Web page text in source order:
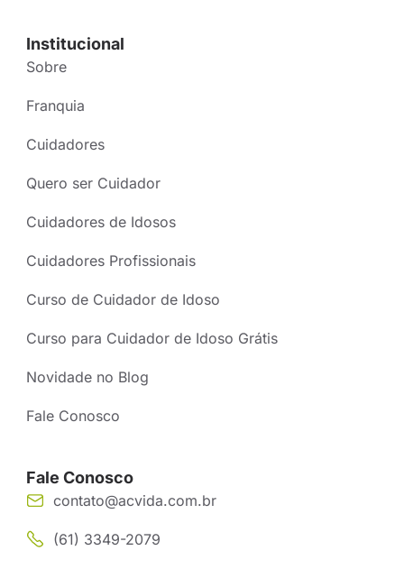
Institucional
Sobre
Franquia
Cuidadores
Quero ser Cuidador
Cuidadores de Idosos
Cuidadores Profissionais
Curso de Cuidador de Idoso
Curso para Cuidador de Idoso Grátis
Novidade no Blog
Fale Conosco
Fale Conosco
contato@acvida.com.br
(61) 3349-2079